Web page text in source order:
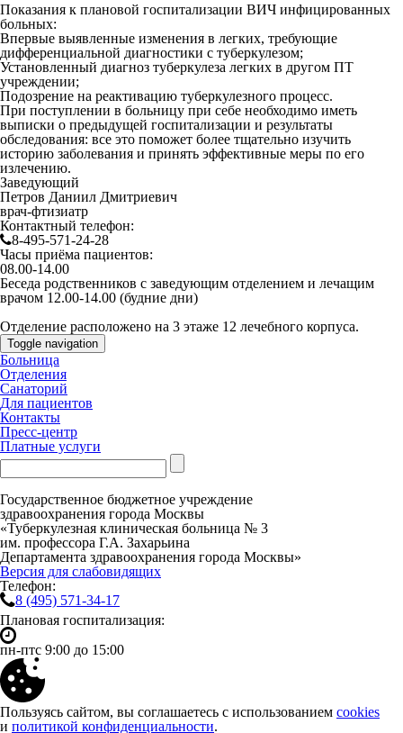
Показания к плановой госпитализации ВИЧ инфицированных
больных:
Впервые выявленные изменения в легких, требующие
дифференциальной диагностики с туберкулезом;
Установленный диагноз туберкулеза легких в другом ПТ
учреждении;
Подозрение на реактивацию туберкулезного процесс.
При поступлении в больницу при себе необходимо иметь
выписки о предыдущей госпитализации и результаты
обследования: все это поможет более тщательно изучить
историю заболевания и принять эффективные меры по его
излечению.
Заведующий
Петров Даниил Дмитриевич
врач-фтизиатр
Контактный телефон:
8-495-571-24-28
Часы приёма пациентов:
08.00-14.00
Беседа родственников с заведующим отделением и лечащим
врачом 12.00-14.00 (будние дни)
Отделение расположено на 3 этаже 12 лечебного корпуса.
Toggle navigation
Больница
Отделения
Санаторий
Для пациентов
Контакты
Пресс-центр
Платные услуги
Государственное бюджетное учреждение
здравоохранения города Москвы
«Туберкулезная клиническая больница № 3
им. профессора Г.А. Захарьина
Департамента здравоохранения города Москвы»
Версия для слабовидящих
Телефон:
8 (495) 571-34-17
Плановая госпитализация:
пн-птс 9:00 до 15:00
Пользуясь сайтом, вы соглашаетесь с использованием cookies
и политикой конфиденциальности.